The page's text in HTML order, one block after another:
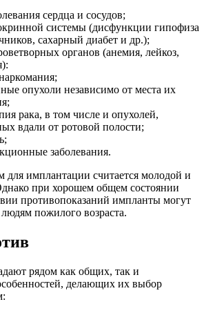
сердца и сосудов;
системы (дисфункции гипофиза
сахарный диабет и др.);
органов (анемия, лейкоз,
опухоли независимо от места их
рака, в том числе и опухолей,
вдали от ротовой полости;
заболевания.
для имплантации считается молодой и
при хорошем общем состоянии
противопоказаний импланты могут
людям пожилого возраста.
рядом как общих, так и
делающих их выбор